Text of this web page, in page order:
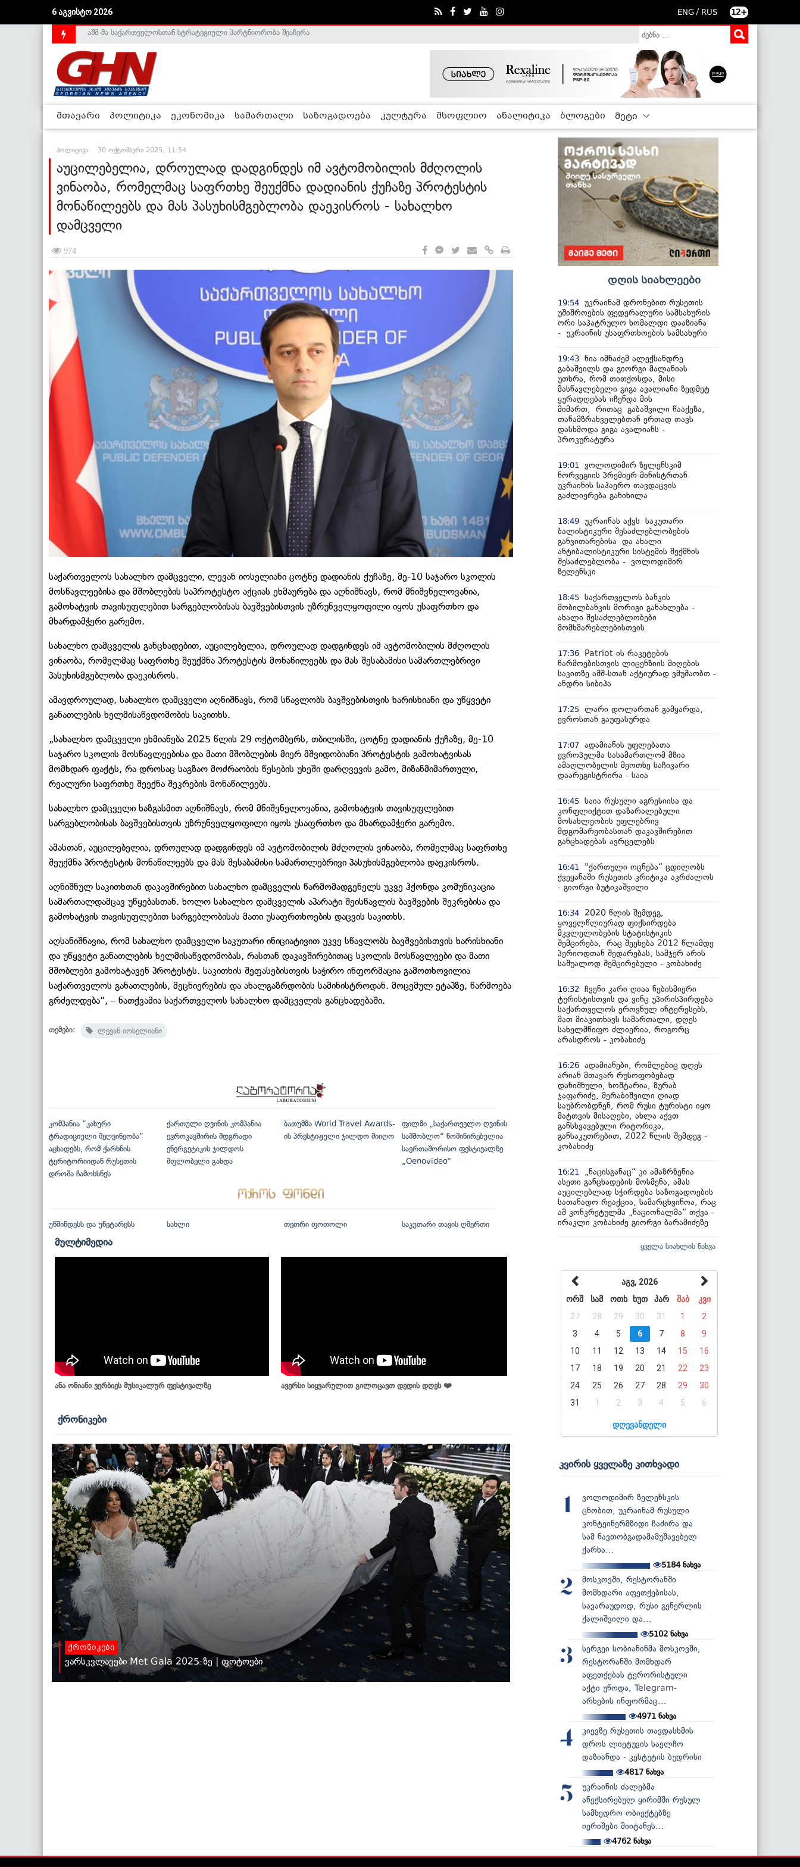
6 აგვისტო 2026 ENG / RUS 12+
საქართველოს დე-ფაქტო მთავრობა არალეგიტიმურია - ჰელსინკის კომისია
მთავარი პოლიტიკა ეკონომიკა სამართალი საზოგადოება კულტურა მსოფლიო ანალიტიკა ბლოგები მეტი
პოლიტიკა 30 ოქტომბერი 2025, 11:54
აუცილებელია, დროულად დადგინდეს იმ ავტომობილის მძღოლის
ვინაობა, რომელმაც საფრთხე შეუქმნა დადიანის ქუჩაზე პროტესტის
მონაწილეებს და მას პასუხისმგებლობა დაეკისროს - სახალხო
დამცველი
974
საქართველოს სახალხო დამცველი, ლევან იოსელიანი ცოტნე დადიანის ქუჩაზე, მე-10 საჯარო სკოლის
მოსწავლეებისა და მშობლების საპროტესტო აქციას ეხმაურება და აღნიშნავს, რომ მნიშვნელოვანია,
გამოხატვის თავისუფლებით სარგებლობისას ბავშვებისთვის უზრუნველყოფილი იყოს უსაფრთხო და
მხარდამჭერი გარემო.
სახალხო დამცველის განცხადებით, აუცილებელია, დროულად დადგინდეს იმ ავტომობილის მძღოლის
ვინაობა, რომელმაც საფრთხე შეუქმნა პროტესტის მონაწილეებს და მას შესაბამისი სამართლებრივი
პასუხისმგებლობა დაეკისროს.
ამავდროულად, სახალხო დამცველი აღნიშნავს, რომ სწავლობს ბავშვებისთვის ხარისხიანი და უწყვეტი
განათლების ხელმისაწვდომობის საკითხს.
„სახალხო დამცველი ეხმიანება 2025 წლის 29 ოქტომბერს, თბილისში, ცოტნე დადიანის ქუჩაზე, მე-10
საჯარო სკოლის მოსწავლეებისა და მათი მშობლების მიერ მშვიდობიანი პროტესტის გამოხატვისას
მომხდარ ფაქტს, რა დროსაც საგზაო მოძრაობის წესების უხეში დარღვევის გამო, მიზანმიმართული,
რეალური საფრთხე შეექნა შეკრების მონაწილეებს.
სახალხო დამცველი ხაზგასმით აღნიშნავს, რომ მნიშვნელოვანია, გამოხატვის თავისუფლებით
სარგებლობისას ბავშვებისთვის უზრუნველყოფილი იყოს უსაფრთხო და მხარდამჭერი გარემო.
ამასთან, აუცილებელია, დროულად დადგინდეს იმ ავტომობილის მძღოლის ვინაობა, რომელმაც საფრთხე
შეუქმნა პროტესტის მონაწილეებს და მას შესაბამისი სამართლებრივი პასუხისმგებლობა დაეკისროს.
აღნიშნულ საკითხთან დაკავშირებით სახალხო დამცველის წარმომადგენელს უკვე ჰქონდა კომუნიკაცია
სამართალდამცავ უწყებასთან. ხოლო სახალხო დამცველის აპარატი შეისწავლის ბავშვების შეკრებისა და
გამოხატვის თავისუფლებით სარგებლობისას მათი უსაფრთხოების დაცვის საკითხს.
აღსანიშნავია, რომ სახალხო დამცველი საკუთარი ინიციატივით უკვე სწავლობს ბავშვებისთვის ხარისხიანი
და უწყვეტი განათლების ხელმისაწვდომობას, რასთან დაკავშირებითაც სკოლის მოსწავლეები და მათი
მშობლები გამოხატავენ პროტესტს. საკითხის შეფასებისთვის საჭირო ინფორმაცია გამოთხოვილია
საქართველოს განათლების, მეცნიერების და ახალგაზრდობის სამინისტროდან. მოცემულ ეტაპზე, წარმოება
გრძელდება“, – ნათქვამია საქართველოს სახალხო დამცველის განცხადებაში.
თემები: ლევან იოსელიანი
კომპანია “კახური
ტრადიციული მეღვინეობა”
აცხადებს, რომ ქარხნის
ტერიტორიიდან რუსეთის
დროშა ჩამოხსნეს
ქართული ღვინის კომპანია
ევროკავშირის მდგრადი
ენერგეტიკის ჯილდოს
მფლობელი გახდა
ბათუმმა World Travel Awards-
ის პრესტიჟული ჯილდო მიიღო
ფილმი „საქართველო ღვინის
სამშობლო“ ნომინირებულია
საერთაშორისო ფესტივალზე
„Oenovideo“
უწმინდესს და უნეტარესს სახლი თეთრი ფოთოლი საკუთარი თავის ღმერთი
მულტიმედია
ანა ონიანი ვერბიეს მუსიკალურ ფესტივალზე ავერსი სიყვარულით გილოცავთ დედის დღეს ❤️
ქრონიკები
ქრონიკები
ვარსკვლავები Met Gala 2025-ზე | ფოტოები
დღის სიახლეები
19:54 უკრაინამ დრონებით რუსეთის
უშიშროების ფედერალური სამსახურის
ორი საპატრულო ხომალდი დააზიანა
- უკრაინის უსაფრთხოების სამსახური
19:43 ნია იმნაძემ ალექსანდრე
გაბაშვილს და გიორგი მალანიას
უთხრა, რომ თითქოსდა, მისი
მასწავლებელი გიგა ავალიანი ზედმეტ
ყურადღებას იჩენდა მის
მიმართ, რითაც გაბაშვილი წააქეზა,
თანამზრახველებთან ერთად თავს
დასხმოდა გიგა ავალიანს -
პროკურატურა
19:01
ვოლოდიმირ ზელენსკიმ
ნორვეგიის პრემიერ-მინისტრთან
უკრაინის საჰაერო თავდაცვის
გაძლიერება განიხილა
18:49 უკრაინას აქვს საკუთარი
ბალისტიკური შესაძლებლობების
განვითარებისა და ახალი
ანტიბალისტიკური სისტემის შექმნის
შესაძლებლობა - ვოლოდიმირ
ზელენსკი
18:45 საქართველოს ბანკის
მობილბანკის მორიგი განახლება -
ახალი შესაძლებლობები
მომხმარებლებისთვის
17:36
Patriot-ის რაკეტების
წარმოებისთვის ლიცენზიის მიღების
საკითზე აშშ-სთან აქტიურად ვმუშაობთ -
ანდრი სიბიჰა
17:25 ლარი დოლართან გამყარდა,
ევროსთან გაუფასურდა
17:07 ადამიანის უფლებათა
ევროპულმა სასამართლომ მზია
ამაღლობელის მეოთხე საჩივარი
დაარეგისტრირა - საია
16:45 საია რუსული აგრესიისა და
კონფლიქტით დაზარალებული
მოსახლეობის უფლებრივ
მდგომარეობასთან დაკავშირებით
განცხადებას ავრცელებს
16:41
"ქართული ოცნება“ ცდილობს
ქვეყანაში რუსეთის კრიტიკა აკრძალოს
- გიორგი ბუტიკაშვილი
16:34
2020 წლის შემდეგ,
ყოველწლიურად ფიქსირდება
მკვლელობების სტატისტიკის
შემცირება, რაც შეეხება 2012 წლამდე
პერიოდთან შედარებას, სამჯერ არის
საშუალოდ შემცირებული - კობახიძე
16:32
ჩვენი კარი ღიაა ნებისმიერი
ტურისტისთვის და ვინც უპირისპირდება
საქართველოს ეროვნულ ინტერესებს,
მათ მიაკითხავს სამართალი, დღეს
სახელმწიფო ძლიერია, როგორც
არასდროს - კობახიძე
16:26 ადამიანები, რომლებიც დღეს
არიან მთავარ რუსოფობებად
დანიშნული, ხოშტარია, ზურაბ
ჯაფარიძე, მერაბიშვილი ღიად
საუბრობდნენ, რომ რუსი ტურისტი იყო
მატთვის მისაღები, ახლა აქვთ
განსხვავებული რიტორიკა,
განსაკუთრებით, 2022 წლის შემდეგ -
კობახიძე
16:21
„ნაცისგანაც“ კი ამაზრზენია
ასეთი განცხადების მოსმენა, ამას
აუცილებლად სჭირდება საზოგადოების
სათანადო რეაქცია, სამარცხვინოა, რაც
ამ კონკრეტულმა „ნაციონალმა“ თქვა -
ირაკლი კობახიძე გიორგი ბარამიძეზე
ყველა სიახლის ნახვა
აგვ, 2026
ორშ
სამ ოთხ ხუთ პარ შაბ
კვი
27
28 29 30 31 1
2
3
4 5 6 7 8
9
10
11 12 13 14 15
16
17
18 19 20 21 22
23
24
25 26 27 28 29
30
31
1 2 3 4 5 6
დღევანდელი
კვირის ყველაზე კითხვადი
1
ვოლოდიმირ ზელენსკის
ცნობით, უკრაინამ რუსული
კონტეინერმზიდი ჩაძირა და
სამ ნავთობგადამამუშავებელ
ქარხა...
5184ნახვა
2
მოსკოვში, რესტორანში
მომხდარი აფეთქებისას,
სავარაუდოდ, რუსი გენერლის
ქალიშვილი და...
5102 ნახვა
3
სერგეი სობიანინმა მოსკოვში,
რესტორანში მომხდარ
აფეთქებას ტერორისტული
აქტი უწოდა, Telegram-
არხების ინფორმაც...
4971ნახვა
4
კიევზე რუსეთის თავდასხმის
დროს ლიეტუვის საელჩო
დაზიანდა - კესტუტის ბუდრისი
4817ნახვა
5
უკრაინის ძალებმა
ანექსირებულ ყირიმში რუსულ
სამხედრო ობიექტებზე
იერიშები მიიტანეს...
4762 ნახვა